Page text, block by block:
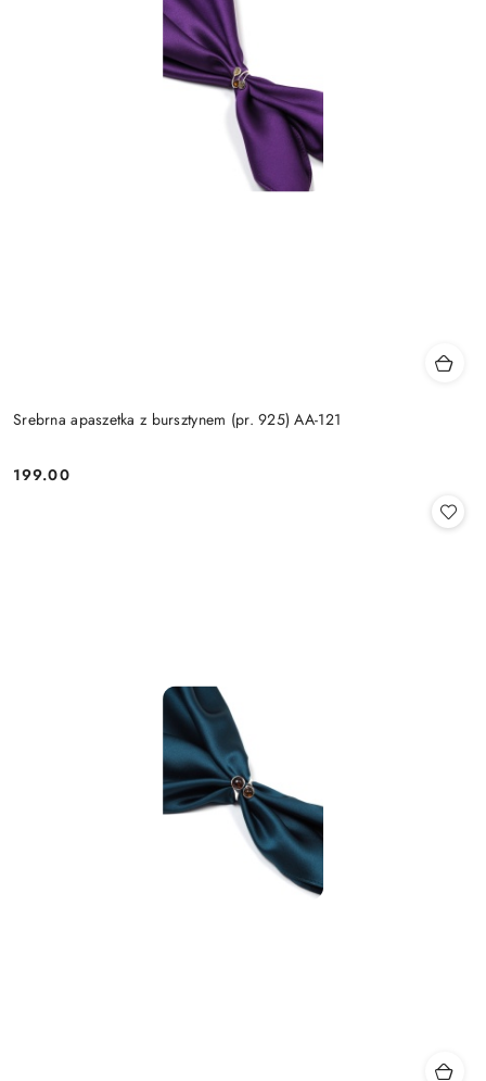
Srebrna apaszetka z bursztynem (pr. 925) AA-121
Cena:
199.00